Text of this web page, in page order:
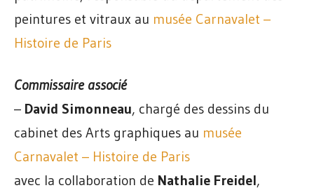
peintures et vitraux au musée Carnavalet –
Histoire de Paris
Commissaire associé
– David Simonneau, chargé des dessins du
cabinet des Arts graphiques au musée
Carnavalet – Histoire de Paris
avec la collaboration de Nathalie Freidel,